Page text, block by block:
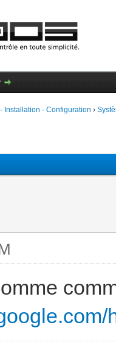
Installation - Configuration ›